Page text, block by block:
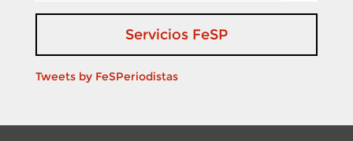
Servicios FeSP
Tweets by FeSPeriodistas